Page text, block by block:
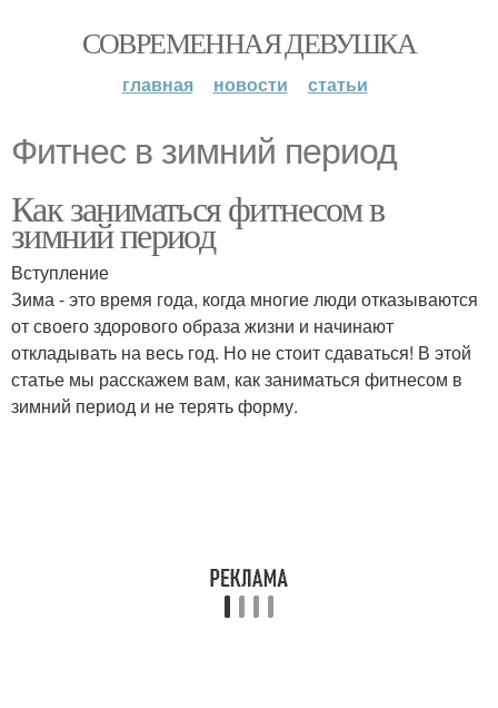
СОВРЕМЕННАЯ ДЕВУШКА
главная новости статьи
Фитнес в зимний период
Как заниматься фитнесом в
зимний период
Вступление
Зима - это время года, когда многие люди отказываются
от своего здорового образа жизни и начинают
откладывать на весь год. Но не стоит сдаваться! В этой
статье мы расскажем вам, как заниматься фитнесом в
зимний период и не терять форму.